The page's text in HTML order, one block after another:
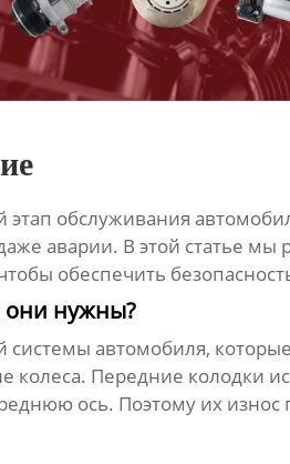
обслуживания
аварии. В этой статье
обеспечить
нужны?
системы автомобиля,
колеса. Передние колодки
ось. Поэтому их